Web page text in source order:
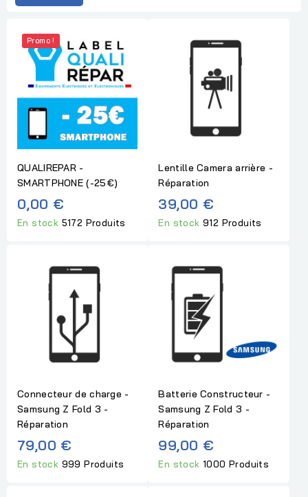
Promo !
QUALIREPAR -
SMARTPHONE (-25€)
0,00 €
En stock 5172 Produits
Lentille Camera arrière -
Réparation
39,00 €
En stock912 Produits
Connecteur de charge -
Samsung Z Fold 3 -
Réparation
79,00 €
En stock 999 Produits
Batterie Constructeur -
Samsung Z Fold 3 -
Réparation
99,00 €
En stock1000 Produits